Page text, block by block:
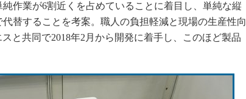
作業が6割近くを占めていることに着目し、単純な縦
替することを考案。職人の負担軽減と現場の生産性向
と共同で2018年2月から開発に着手し、このほど製品